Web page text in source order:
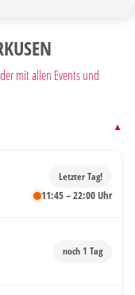
mit allen Events und
▼
Letzter Tag!
11:45 – 22:00 Uhr
noch 1 Tag